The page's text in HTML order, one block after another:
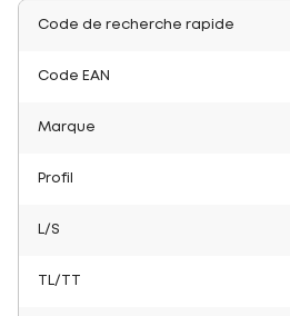
Code de recherche rapide
Code EAN
Marque
Profil
L/S
TL/TT